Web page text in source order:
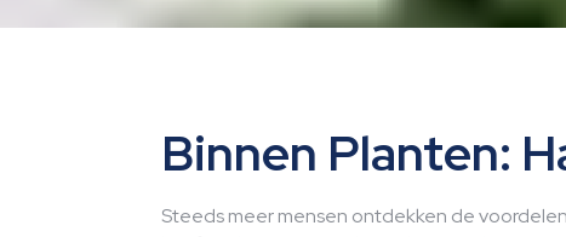
Binnen Planten:
Steeds meer mensen ontdekken de